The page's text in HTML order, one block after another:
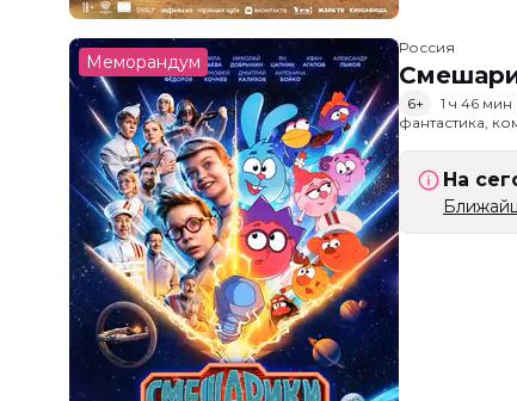
Меморандум
Россия
6+
1 ч 46 мин
фантастика,
На